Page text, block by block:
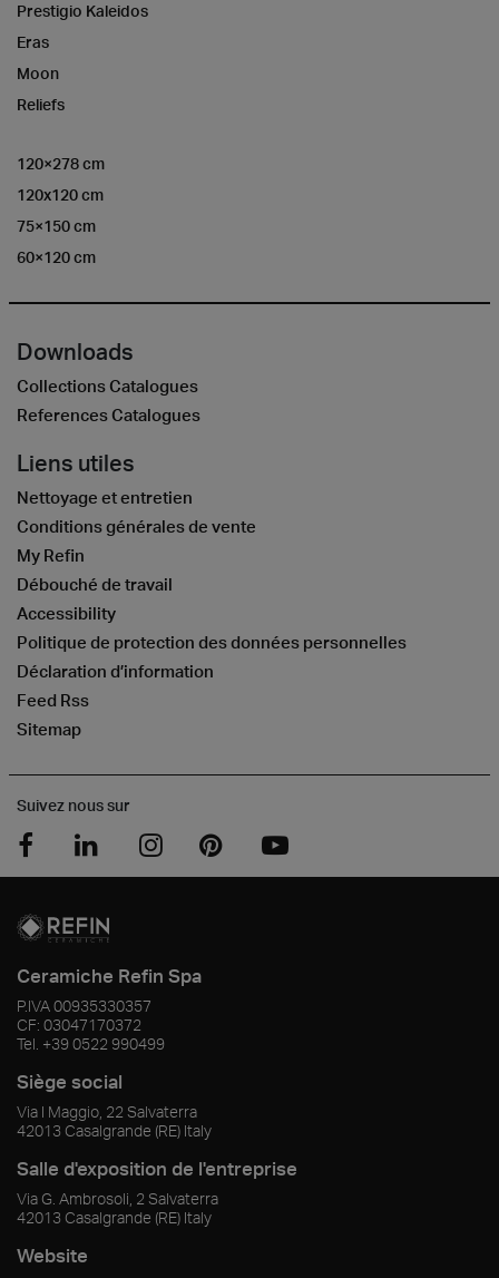
Prestigio Kaleidos
Eras
Moon
Reliefs
120×278 cm
120x120 cm
75×150 cm
60×120 cm
Downloads
Collections Catalogues
References Catalogues
Liens utiles
Nettoyage et entretien
Conditions générales de vente
My Refin
Débouché de travail
Accessibility
Politique de protection des données personnelles
Déclaration d’information
Feed Rss
Sitemap
Suivez nous sur
Ceramiche Refin Spa
P.IVA00935330357
CF: 03047170372
Tel. +39 0522 990499
Siège social
Via I Maggio, 22 Salvaterra
42013 Casalgrande (RE) Italy
Salle d'exposition de l'entreprise
Via G. Ambrosoli, 2 Salvaterra
42013 Casalgrande (RE) Italy
Website